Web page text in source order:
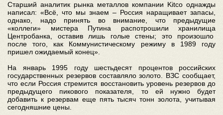
Старший аналитик рынка металлов компании Kitco однажды
написал: «Всё, что мы знаем – Россия наращивает запасы,
однако, надо принять во внимание, что предыдущие
«коллеги» мистера Путина распотрошили хранилища
Центробанка, оставив лишь голые стены; это произошло
после того, как Коммунистическому режиму в 1989 году
пришел ожидаемый конец».
На январь 1995 году шестьдесят процентов российских
государственных резервов составляло золото. ВЗС сообщает,
что если Россия стремится восстановить уровень резервов до
предыдущего пикового показателя, то ей нужно будет
добавить к резервам еще пять тысяч тонн золота, учитывая
сегодняшние цены.